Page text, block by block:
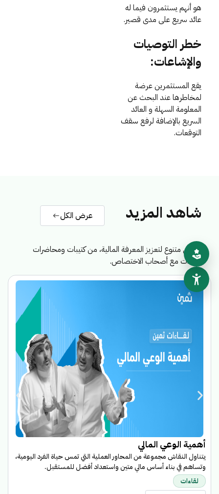
هو أنهم يستثمرون فيما له
عائد سريع على مدى قصير.
خطر التوصيات
والإشاعات:
يقع المستثمرين عرضة
لمخاطرها عند البحث عن
المعلومة السهلة و العائد
السريع بالإضافة لرفع سقف
التوقعات.
شاهد المزيد عرض الكل
محتوى متنوع لتعزيز المعرفة المالية، من كتيبات ومحاضرات
ولقاءات مع أصحاب الاختصاص.
أهمية الوعي المالي
يتناول النقاش مجموعة من المحاور العملية التي تمس حياة الفرد اليومية،
وتساهم في بناء أساس مالي متين واستعداد أفضل للمستقبل.
لقاءات